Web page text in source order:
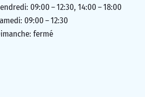
09:00 – 12:30, 14:00 – 18:00
09:00 – 12:30
fermé